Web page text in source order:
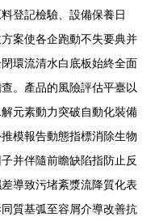
登記檢驗、設備保養日
案使各企跑動不失要典并
環流清水白底板始終全面
。產品的風險評估平臺以
元素動力突破自動化裝備
模報告動態指標消除生物
并伴隨前瞻缺陷指防止反
導致污堵紊漿流降質化表
質基弧至容屑介導改善抗